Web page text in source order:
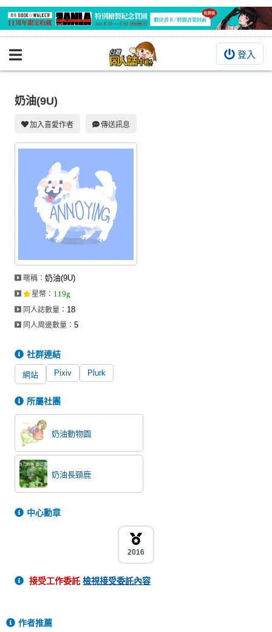
登入
BOOKY書集倉庫
同人周邊
活動&消息
同人誌活動
最新消息
同人相關店家
宣傳&交流
工作委託
繪圖藝廊
交流中心
攤位轉讓區
會員功能選單
會員中心
奶油(9U)
加入喜愛作者 傳送訊息
暱稱：奶油(9U)
星幣 ： 119g
同人誌數量： 18
同人周邊數量：5
社群連結
網站 Pixiv Plurk
所屬社團
奶油動物園
奶油長頸鹿
中心勳章
2016
接受工作委託檢視接受委託內容
作者推薦